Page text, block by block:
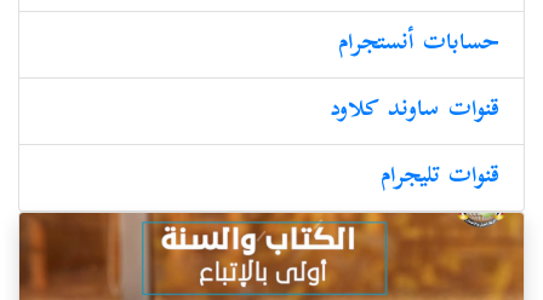
حسابات أنستجرام
قنوات ساوند كلاود
قنوات تليجرام